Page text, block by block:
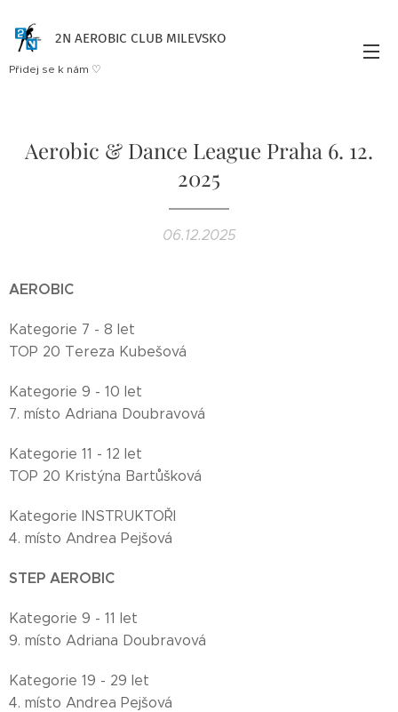
2N AEROBIC CLUB MILEVSKO
Přidej se k nám ♡
Aerobic & Dance League Praha 6. 12.
2025
06.12.2025
AEROBIC
Kategorie 7 - 8 let
TOP 20 Tereza Kubešová
Kategorie 9 - 10 let
7. místo Adriana Doubravová
Kategorie 11 - 12 let
TOP 20 Kristýna Bartůšková
Kategorie INSTRUKTOŘI
4. místo Andrea Pejšová
STEP AEROBIC
Kategorie 9 - 11 let
9. místo Adriana Doubravová
Kategorie 19 - 29 let
4. místo Andrea Pejšová